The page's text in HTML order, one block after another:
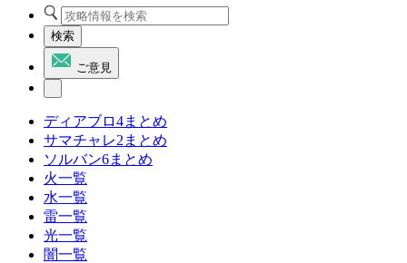
検索
ご意見
ディアブロ4まとめ
サマチャレ2まとめ
ソルバン6まとめ
火一覧
水一覧
雷一覧
光一覧
闇一覧